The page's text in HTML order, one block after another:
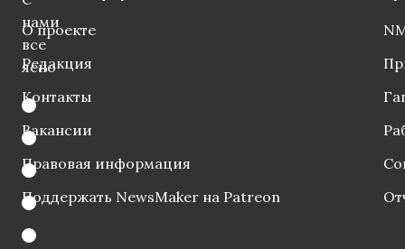
нами
все
ясно
О проекте
Редакция
Контакты
Вакансии
Правовая информация
Поддержать NewsMaker на Patreon